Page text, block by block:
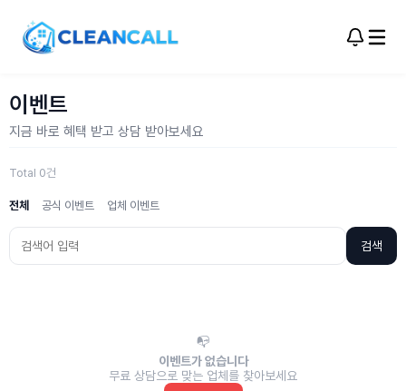
이벤트
지금 바로 혜택 받고 상담 받아보세요
Total 0건
전체 공식 이벤트 업체 이벤트
검색
📭
이벤트가 없습니다
무료 상담으로 맞는 업체를 찾아보세요